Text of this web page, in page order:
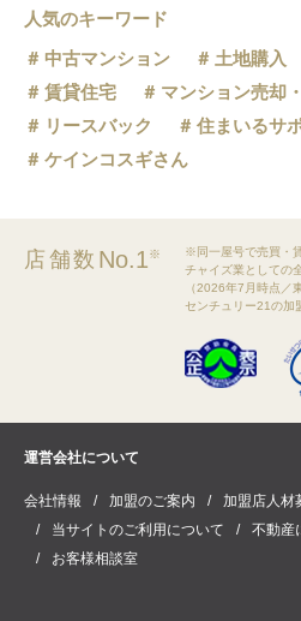
人気のキーワード
中古マンション
土地購入
賃貸住宅
マンション売却
リースバック
住まいるサ
ケインコスギさん
店舗数 No.1※
※同一屋号で売買・
チャイズ業としての
（2026年7月時点／
センチュリー21の加
運営会社について
会社情報 加盟のご案内 加盟店人材
当サイトのご利用について
不動産
お客様相談室